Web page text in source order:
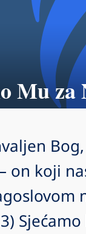
Mu za
on koji